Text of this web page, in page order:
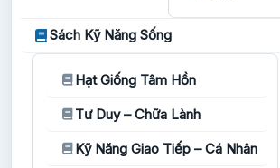
Sách Kỹ Năng Sống
Hạt Giống Tâm Hồn
Tư Duy – Chữa Lành
Kỹ Năng Giao Tiếp – Cá Nhân